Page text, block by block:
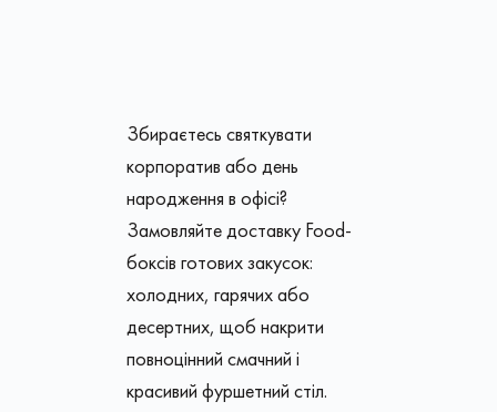
Збираєтесь святкувати
корпоратив або день
народження в офісі?
Замовляйте доставку Food-
боксів готових закусок:
холодних, гарячих або
десертних, щоб накрити
повноцінний смачний і
красивий фуршетний стіл.